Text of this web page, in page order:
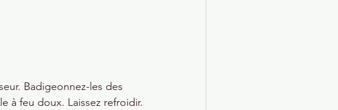
Badigeonnez-les des
à feu doux. Laissez refroidir.